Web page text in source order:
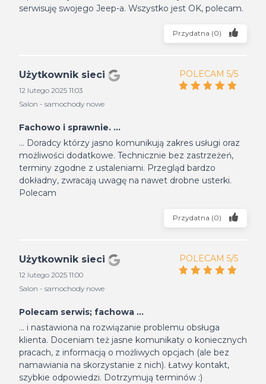
serwisuję swojego Jeep-a. Wszystko jest OK, polecam.
Przydatna (0)
Użytkownik sieci
12 lutego 2025 11:03
Salon - samochody nowe
POLECAM 5/5
Fachowo i sprawnie. ...
... Doradcy którzy jasno komunikują zakres usługi oraz
możliwości dodatkowe. Technicznie bez zastrzeżeń,
terminy zgodne z ustaleniami. Przegląd bardzo
dokładny, zwracają uwagę na nawet drobne usterki.
Polecam
Przydatna (0)
Użytkownik sieci
12 lutego 2025 11:00
Salon - samochody nowe
POLECAM 5/5
Polecam serwis; fachowa ...
... i nastawiona na rozwiązanie problemu obsługa
klienta. Doceniam też jasne komunikaty o koniecznych
pracach, z informacją o możliwych opcjach (ale bez
namawiania na skorzystanie z nich). Łatwy kontakt,
szybkie odpowiedzi. Dotrzymują terminów :)